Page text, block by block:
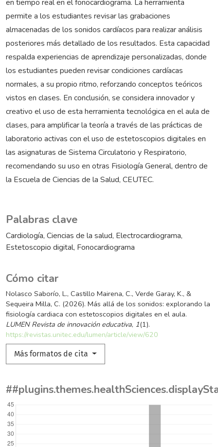
Palabras clave
Cardiología Ciencias de la salud Electrocardiograma
Estetoscopio digital Fonocardiograma
Cómo citar
Nolasco Saborío, L., Castillo Mairena, C., Verde Garay, K., &
Sequeira Milla, C. (2026). Más allá de los sonidos: explorando la
fisiología cardiaca con estetoscopios digitales en el aula.
LUMEN Revista de innovación educativa, 1(1).
https://revistas.unitec.edu/lumen/article/view/620
Más formatos de cita
en tiempo real en el fonocardiograma. La herramienta
permite a los estudiantes revisar las grabaciones
almacenadas de los sonidos cardíacos para realizar análisis
posteriores más detallado de los resultados. Esta capacidad
respalda experiencias de aprendizaje personalizadas, donde
los estudiantes pueden revisar condiciones cardíacas
normales, a su propio ritmo, reforzando conceptos teóricos
vistos en clases. En conclusión, se considera innovador y
creativo el uso de esta herramienta tecnológica en el aula de
clases, para amplificar la teoría a través de las prácticas de
laboratorio activas con el uso de estetoscopios digitales en
las asignaturas de Sistema Circulatorio y Respiratorio,
recomendando su uso en otras Fisiología General, dentro de
la Escuela de Ciencias de la Salud, CEUTEC.